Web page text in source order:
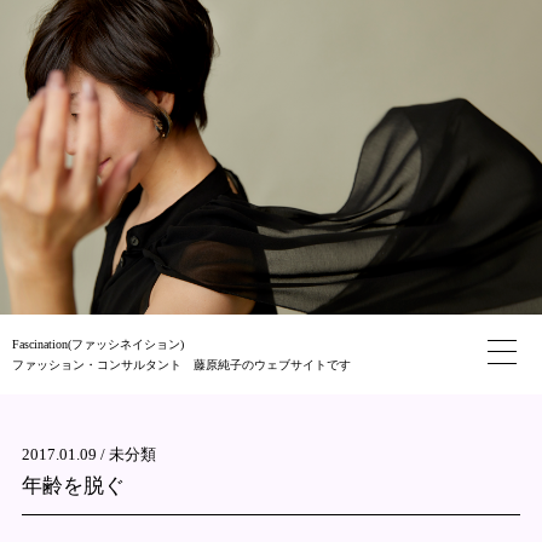
Fascination(ファッシネイション)
ファッション・コンサルタント 藤原純子のウェブサイトです
2017.01.09 / 未分類
年齢を脱ぐ